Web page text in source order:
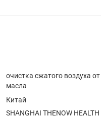
очистка сжатого воздуха от
масла
Китай
SHANGHAI THENOW HEALTH